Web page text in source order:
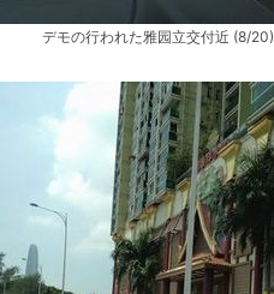
デモの行われた雅园立交付近 (8/20)